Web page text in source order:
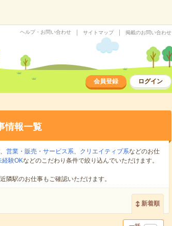
ヘルプ・お問い合わせ サイトマップ 掲載のお問い合わせ
会員登録 ログイン
情報一覧
、 営業・販売・サービス系、 クリエイティブ系などのお仕
経験OKなどのこだわり条件で絞り込んでいただけます。
隣駅のお仕事もご確認いただけます。
新着順